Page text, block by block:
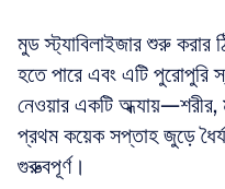
মুড স্ট্যাবিলাইজার শুরু করার
হতে পারে এবং এটি পুরোপুরি
নেওয়ার একটি অধ্যায়—শরীর,
প্রথম কয়েক সপ্তাহ জুড়ে
গুরুত্বপূর্ণ।